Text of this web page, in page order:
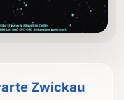
Zwickau